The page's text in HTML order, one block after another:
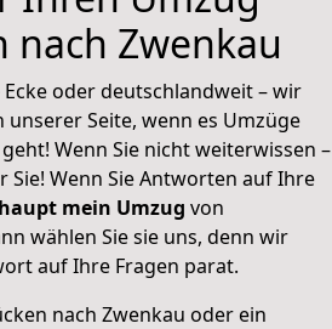
nach Zwenkau
oder deutschlandweit – wir
unserer Seite, wenn es Umzüge
Wenn Sie nicht weiterwissen –
Wenn Sie Antworten auf Ihre
mein Umzug von
wählen Sie sie uns, denn wir
auf Ihre Fragen parat.
nach Zwenkau oder ein